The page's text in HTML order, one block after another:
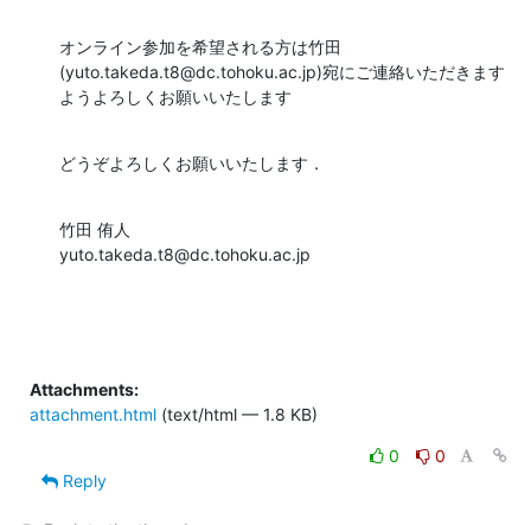
オンライン参加を希望される方は竹田
(yuto.takeda.t8@dc.tohoku.ac.jp)宛にご連絡いただきます
ようよろしくお願いいたします
どうぞよろしくお願いいたします．
竹田 侑人
yuto.takeda.t8@dc.tohoku.ac.jp
Attachments:
attachment.html (text/html — 1.8 KB)
0
0
Reply